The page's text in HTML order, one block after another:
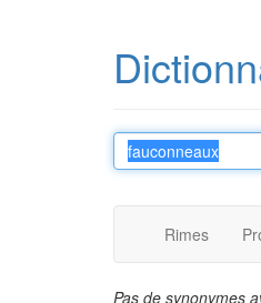
Rimes
Pas de synonymes